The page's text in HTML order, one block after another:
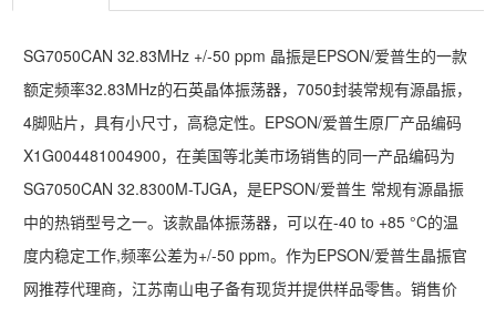
SG7050CAN 32.83MHz +/-50 ppm 晶振是EPSON/爱普生的一款
额定频率32.83MHz的石英晶体振荡器，7050封装常规有源晶振，
4脚贴片，具有小尺寸，高稳定性。EPSON/爱普生原厂产品编码
X1G004481004900，在美国等北美市场销售的同一产品编码为
SG7050CAN 32.8300M-TJGA，是EPSON/爱普生 常规有源晶振
中的热销型号之一。该款晶体振荡器，可以在-40 to +85 °C的温
度内稳定工作,频率公差为+/-50 ppm。作为EPSON/爱普生晶振官
网推荐代理商，江苏南山电子备有现货并提供样品零售。销售价